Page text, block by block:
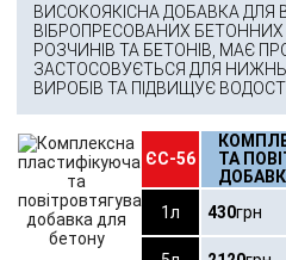
ВИСОКОЯКІСНА ДОБАВКА ДЛЯ
ВІБРОПРЕСОВАНИХ БЕТОННИХ
РОЗЧИНІВ ТА БЕТОНІВ, МАЄ
ЗАСТОСОВУЄТЬСЯ ДЛЯ
ВИРОБІВ ТА ПІДВИЩУЄ
ЄС-56
ТА
1л
430грн